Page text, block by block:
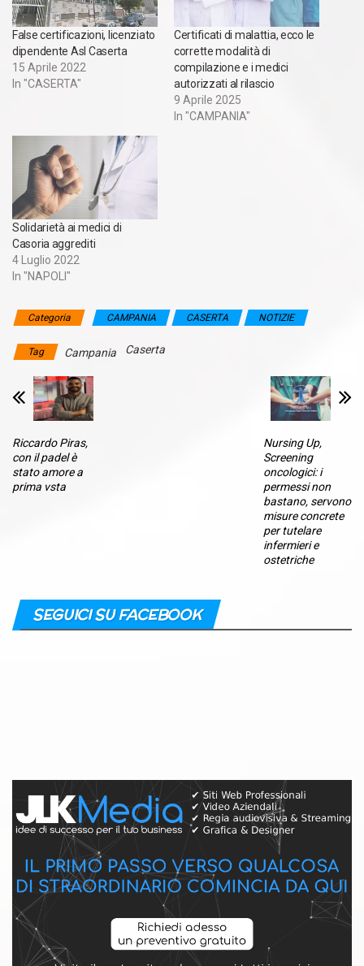
False certificazioni, licenziato
dipendente Asl Caserta
15 Aprile 2022
In "CASERTA"
Certificati di malattia, ecco le
corrette modalità di
compilazione e i medici
autorizzati al rilascio
9 Aprile 2025
In "CAMPANIA"
Solidarietà ai medici di
Casoria aggrediti
4 Luglio 2022
In "NAPOLI"
Categoria CAMPANIA CASERTA NOTIZIE
Tag Campania Caserta
Riccardo Piras,
con il padel è
stato amore a
prima vsta
Nursing Up,
Screening
oncologici: i
permessi non
bastano, servono
misure concrete
per tutelare
infermieri e
ostetriche
SEGUICI SU FACEBOOK